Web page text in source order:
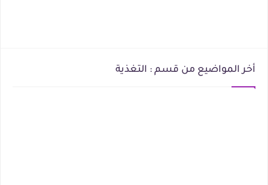
أخر المواضيع من قسم : التغذية